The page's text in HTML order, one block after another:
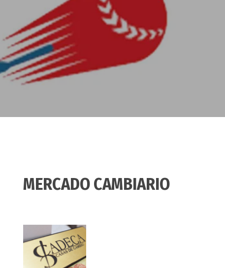
MERCADO CAMBIARIO